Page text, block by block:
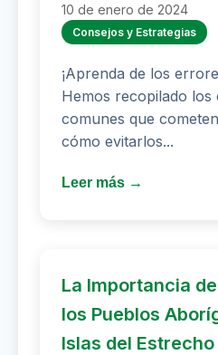
10 de enero de 2024
Consejos y Estrategias
¡Aprenda de los
Hemos recopilado los
comunes que
cómo evitarlos...
Leer más →
La Importancia
los Pueblos
Islas del